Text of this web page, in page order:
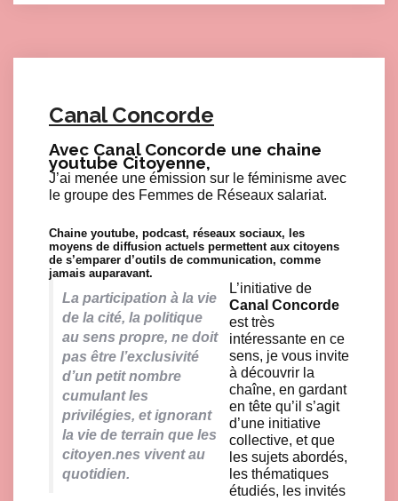
Canal Concorde
Avec Canal Concorde une chaine
youtube Citoyenne,
J’ai menée une émission sur le féminisme avec
le groupe des Femmes de Réseaux salariat.
Click here to accept Marketing cookies and load this content
Chaine youtube, podcast, réseaux sociaux, les
moyens de diffusion actuels permettent aux citoyens
de s’emparer d’outils de communication, comme
jamais auparavant.
La participation à la vie
de la cité, la politique
au sens propre, ne doit
pas être l’exclusivité
d’un petit nombre
cumulant les
privilégies, et ignorant
la vie de terrain que les
citoyen.nes vivent au
quotidien.
L’initiative de
Canal Concorde
est très
intéressante en ce
sens, je vous invite
à découvrir la
chaîne, en gardant
en tête qu’il s’agit
d’une initiative
collective, et que
les sujets abordés,
les thématiques
étudiés, les invités